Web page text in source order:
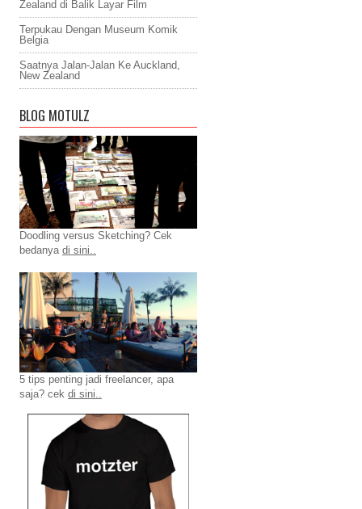
Zealand di Balik Layar Film
Terpukau Dengan Museum Komik
Belgia
Saatnya Jalan-Jalan Ke Auckland,
New Zealand
BLOG MOTULZ
Doodling versus Sketching? Cek
bedanya di sini..
5 tips penting jadi freelancer, apa
saja? cek di sini..